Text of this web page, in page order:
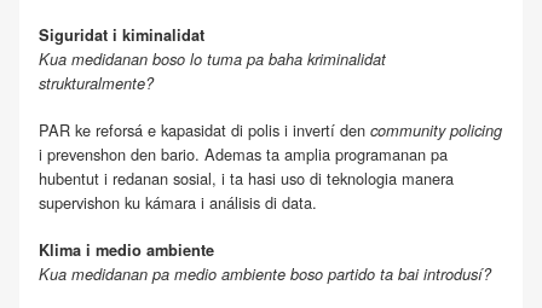
Siguridat i kiminalidat
Kua medidanan boso lo tuma pa baha kriminalidat
strukturalmente?
PAR ke reforsá e kapasidat di polis i invertí den community policing
i prevenshon den bario. Ademas ta amplia programanan pa
hubentut i redanan sosial, i ta hasi uso di teknologia manera
supervishon ku kámara i análisis di data.
Klima i medio ambiente
Kua medidanan pa medio ambiente boso partido ta bai introdusí?